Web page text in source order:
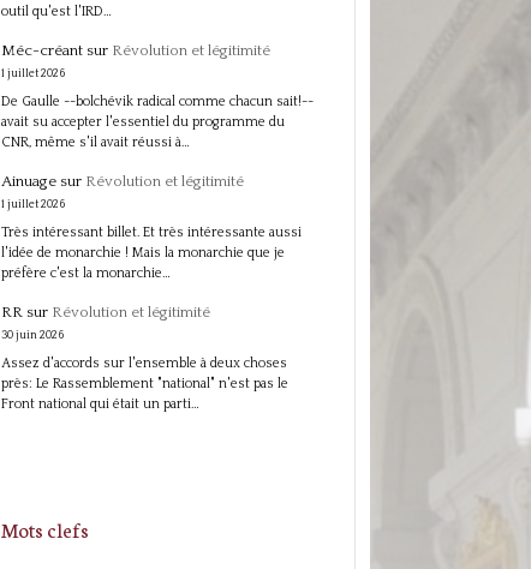
outil qu'est l'IRD…
Méc-créantsur Révolution et légitimité
1 juillet 2026
De Gaulle --bolchévik radical comme chacun sait!--
avait su accepter l'essentiel du programme du
CNR, même s'il avait réussi à…
Ainuagesur Révolution et légitimité
1 juillet 2026
Très intéressant billet. Et très intéressante aussi
l'idée de monarchie ! Mais la monarchie que je
préfère c'est la monarchie…
RRsur Révolution et légitimité
30 juin 2026
Assez d'accords sur l'ensemble à deux choses
près: Le Rassemblement "national" n'est pas le
Front national qui était un parti…
Mots clefs